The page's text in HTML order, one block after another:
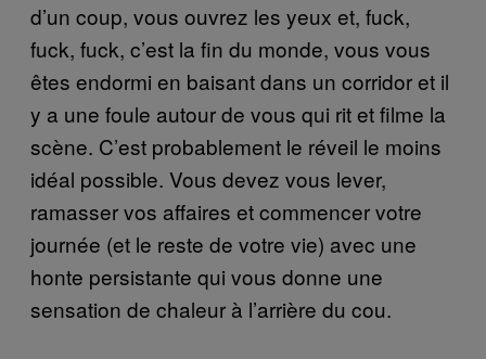
d’un coup, vous ouvrez les yeux et, fuck,
fuck, fuck, c’est la fin du monde, vous vous
êtes endormi en baisant dans un corridor et il
y a une foule autour de vous qui rit et filme la
scène. C’est probablement le réveil le moins
idéal possible. Vous devez vous lever,
ramasser vos affaires et commencer votre
journée (et le reste de votre vie) avec une
honte persistante qui vous donne une
sensation de chaleur à l’arrière du cou.